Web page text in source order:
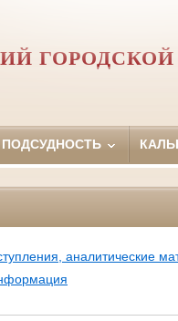
ГОРОДСКОЙ
аналитические